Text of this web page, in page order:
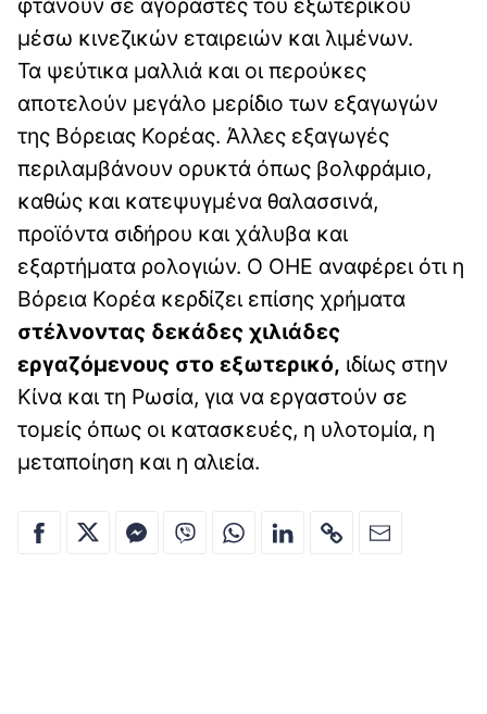
φτάνουν σε αγοραστές του εξωτερικού
μέσω κινεζικών εταιρειών και λιμένων.
Τα ψεύτικα μαλλιά και οι περούκες
αποτελούν μεγάλο μερίδιο των εξαγωγών
της Βόρειας Κορέας. Άλλες εξαγωγές
περιλαμβάνουν ορυκτά όπως βολφράμιο,
καθώς και κατεψυγμένα θαλασσινά,
προϊόντα σιδήρου και χάλυβα και
εξαρτήματα ρολογιών. Ο ΟΗΕ αναφέρει ότι η
Βόρεια Κορέα κερδίζει επίσης χρήματα
στέλνοντας δεκάδες χιλιάδες
εργαζόμενους στο εξωτερικό, ιδίως στην
Κίνα και τη Ρωσία, για να εργαστούν σε
τομείς όπως οι κατασκευές, η υλοτομία, η
μεταποίηση και η αλιεία.